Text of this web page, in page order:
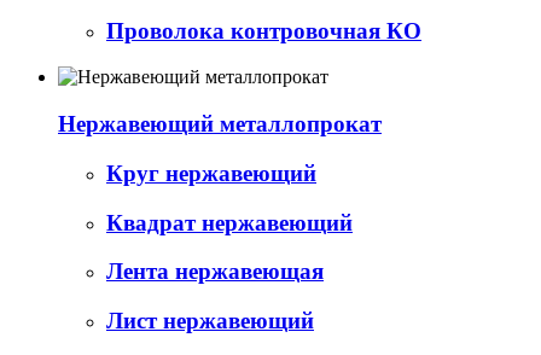
Проволока контровочная КО
Нержавеющий металлопрокат
Круг нержавеющий
Квадрат нержавеющий
Лента нержавеющая
Лист нержавеющий